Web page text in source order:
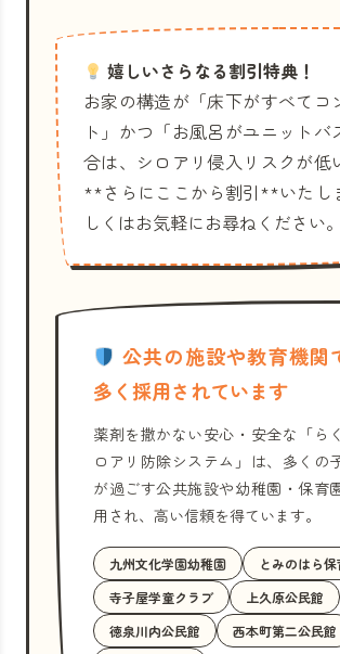
嬉しいさらなる割引特典！
お家の構造が「床下がすべてコ
ト」かつ「お風呂がユニットバ
合は、シロアリ侵入リスクが低
**さらにここから割引**いたし
しくはお気軽にお尋ねください。
公共の施設や教育機関
多く採用されています
薬剤を撒かない安心・安全な「ら
ロアリ防除システム」は、多くの
が過ごす公共施設や幼稚園・保育
用され、高い信頼を得ています。
九州文化学園幼稚園
とみのはら
寺子屋学童クラブ
上久原公民館
徳泉川内公民館
西本町第二公民館